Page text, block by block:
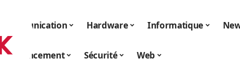
Communication Hardware Informatique
Référencement Sécurité Web